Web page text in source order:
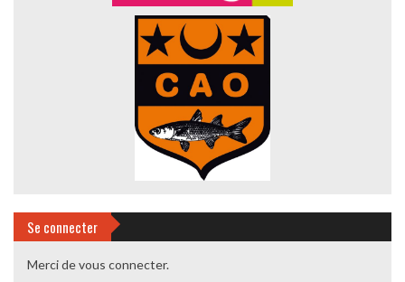
Se connecter
Merci de vous connecter.